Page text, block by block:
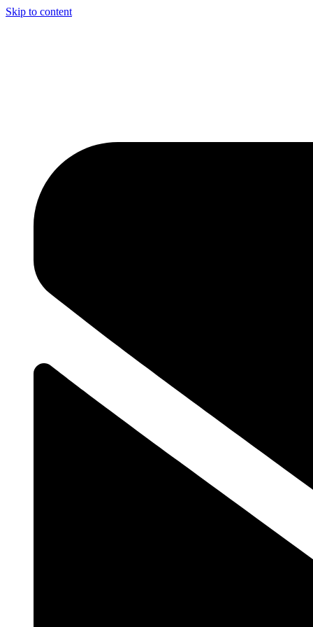
Skip to content